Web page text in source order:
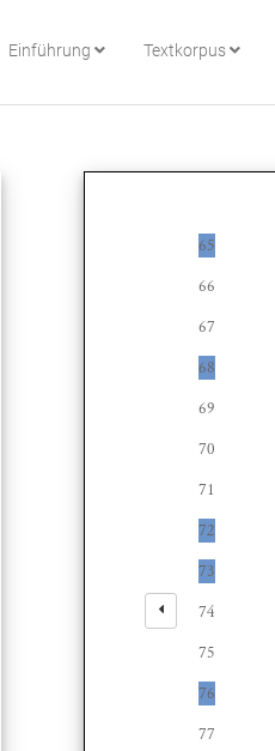
Einführung Textkorpus
65
66
67
68
69
70
71
72
73
74
75
76
77